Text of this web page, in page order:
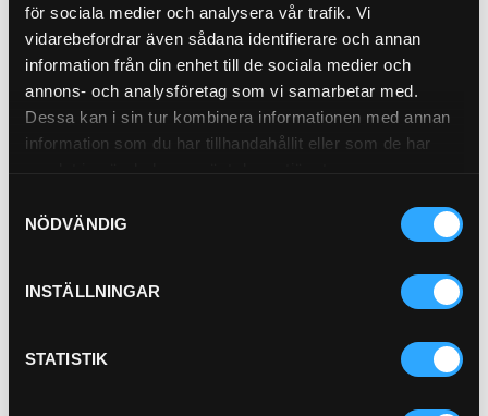
för sociala medier och analysera vår trafik. Vi
vidarebefordrar även sådana identifierare och annan
information från din enhet till de sociala medier och
annons- och analysföretag som vi samarbetar med.
Dessa kan i sin tur kombinera informationen med annan
information som du har tillhandahållit eller som de har
NÖDVÄNDIG
INSTÄLLNINGAR
STATISTIK
Hydraulfilter 21-13627
Avluftsfilter 21-13403
Köp